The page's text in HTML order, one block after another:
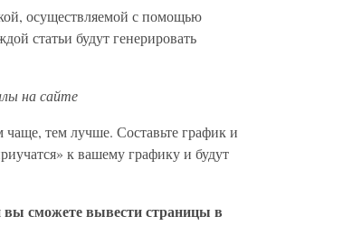
осуществляемой с помощью
статьи будут генерировать
на сайте
чаще, тем лучше. Составьте график и
к вашему графику и будут
вы сможете вывести страницы в